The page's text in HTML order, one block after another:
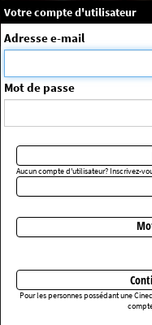
Message système
La séance choisie
Votre compte d'utilisateur
Adresse e-mail
Mot de passe
Aucun compte d'utilisateur? Inscrivez-
Pour les personnes possédant une